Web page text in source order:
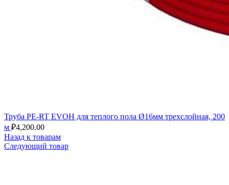
Труба PE-RT EVOH для теплого пола Ø16мм трехслойная, 200
м ₽4,200.00
Назад к товарам
Следующий товар